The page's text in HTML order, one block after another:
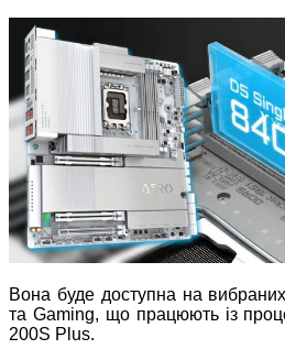
Вона буде доступна на
та Gaming, що працюють із
200S Plus.